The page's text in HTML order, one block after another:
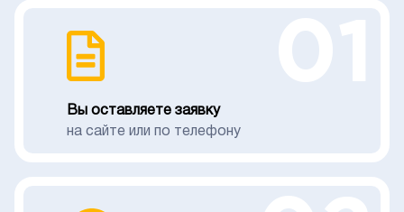
Вы оставляете заявку
на сайте или по телефону